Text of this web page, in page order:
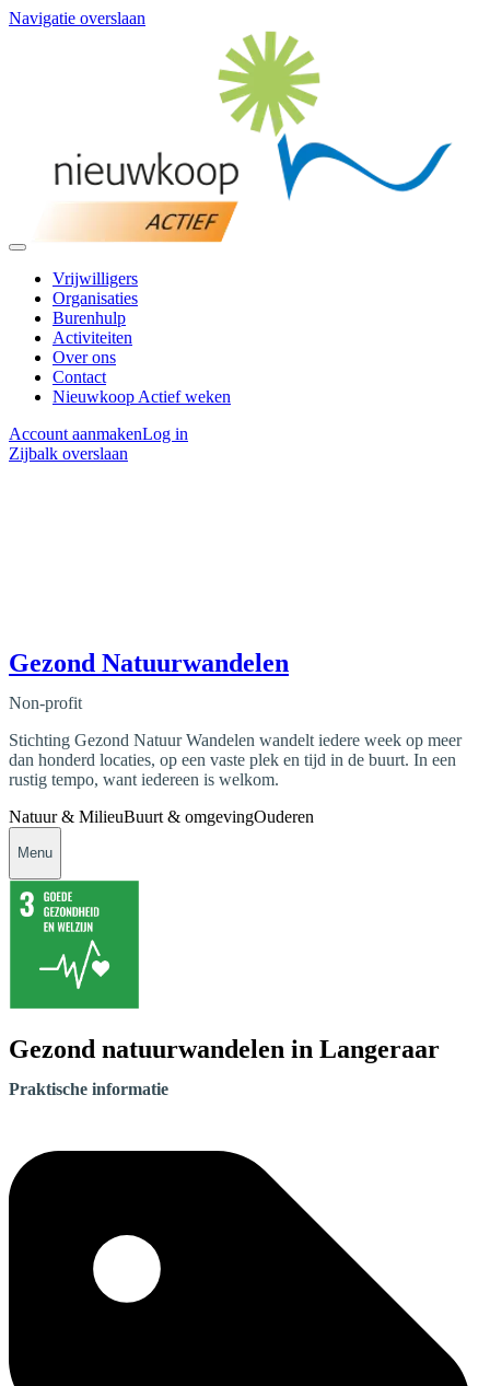
Navigatie overslaan
Vrijwilligers
Organisaties
Burenhulp
Activiteiten
Over ons
Contact
Nieuwkoop Actief weken
Account aanmakenLog in
Zijbalk overslaan
Gezond Natuurwandelen
Non-profit
Stichting Gezond Natuur Wandelen wandelt iedere week op meer
dan honderd locaties, op een vaste plek en tijd in de buurt. In een
rustig tempo, want iedereen is welkom.
Natuur & MilieuBuurt & omgevingOuderen
Menu
Gezond natuurwandelen in Langeraar
Praktische informatie